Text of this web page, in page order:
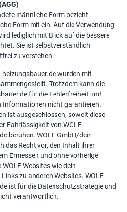
männliche Form bezieht
Form mit ein. Auf die Verwendung
lediglich mit Blick auf die bessere
Sie ist selbstverständlich
zu verstehen.
heizungsbauer.de wurden mit
Trotzdem kann die
für die Fehlerfreiheit und
Informationen nicht garantieren.
ist ausgeschlossen, soweit diese
Fahrlässigkeit von WOLF
beruhen. WOLF GmbH/dein-
das Recht vor, den Inhalt ihrer
Ermessen und ohne vorherige
Websites wie dein-
zu anderen Websites. WOLF
ist für die Datenschutzstrategie und
verantwortlich.